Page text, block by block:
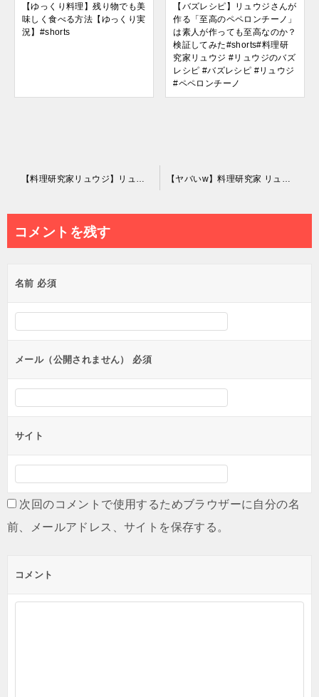
【ゆっくり料理】残り物でも美
味しく食べる方法【ゆっくり実
況】#shorts
【バズレシピ】リュウジさんが
作る「至高のペペロンチーノ」
は素人が作っても至高なのか？
検証してみた#shorts#料理研
究家リュウジ #リュウジのバズ
レシピ #バズレシピ #リュウジ
#ペペロンチーノ
ビ
ー
シ
ン
【料理研究家リュウジ】リュウジ、信じてるからな。ってなんだよ（哲学） 【ヤバいw】料理研究家 リュウジさん、キャベツで外交に成功してしまうwww【リュウジ、信じてるからな】
コメントを残す
名前 必須
メール（公開されません） 必須
サイト
次回のコメントで使用するためブラウザーに自分の名
前、メールアドレス、サイトを保存する。
コメント